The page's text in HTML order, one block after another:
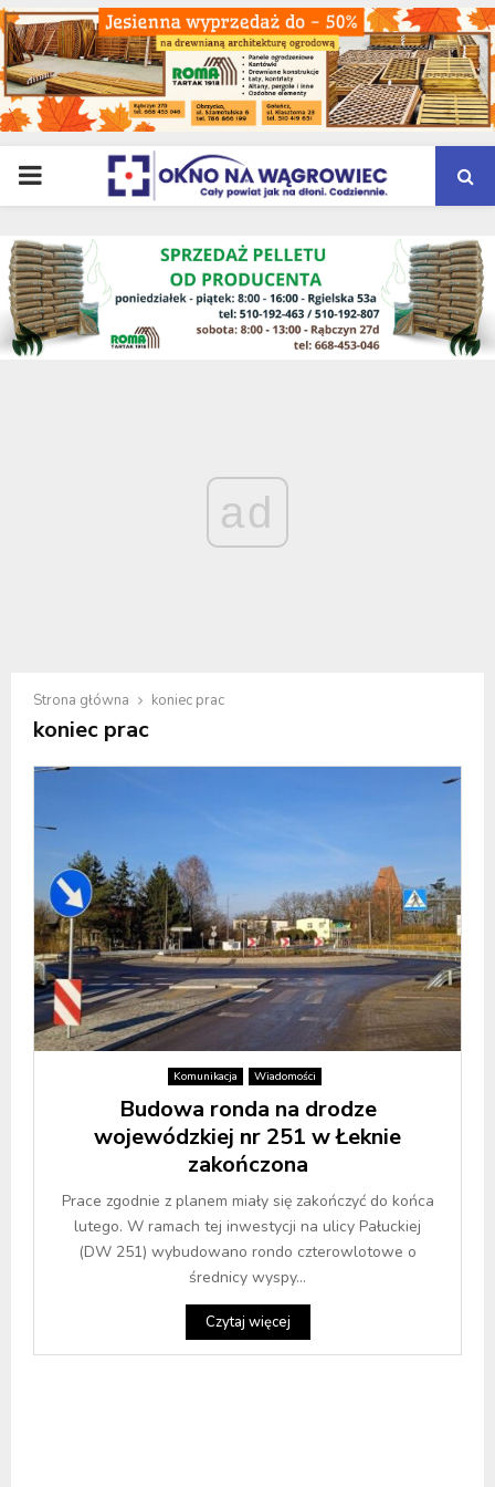
PRIMARY
MENU
ad
Strona główna koniec prac
koniec prac
Komunikacja Wiadomości
Budowa ronda na drodze
wojewódzkiej nr 251 w Łeknie
zakończona
Prace zgodnie z planem miały się zakończyć do końca
lutego. W ramach tej inwestycji na ulicy Pałuckiej
(DW 251) wybudowano rondo czterowlotowe o
średnicy wyspy...
Czytaj więcej